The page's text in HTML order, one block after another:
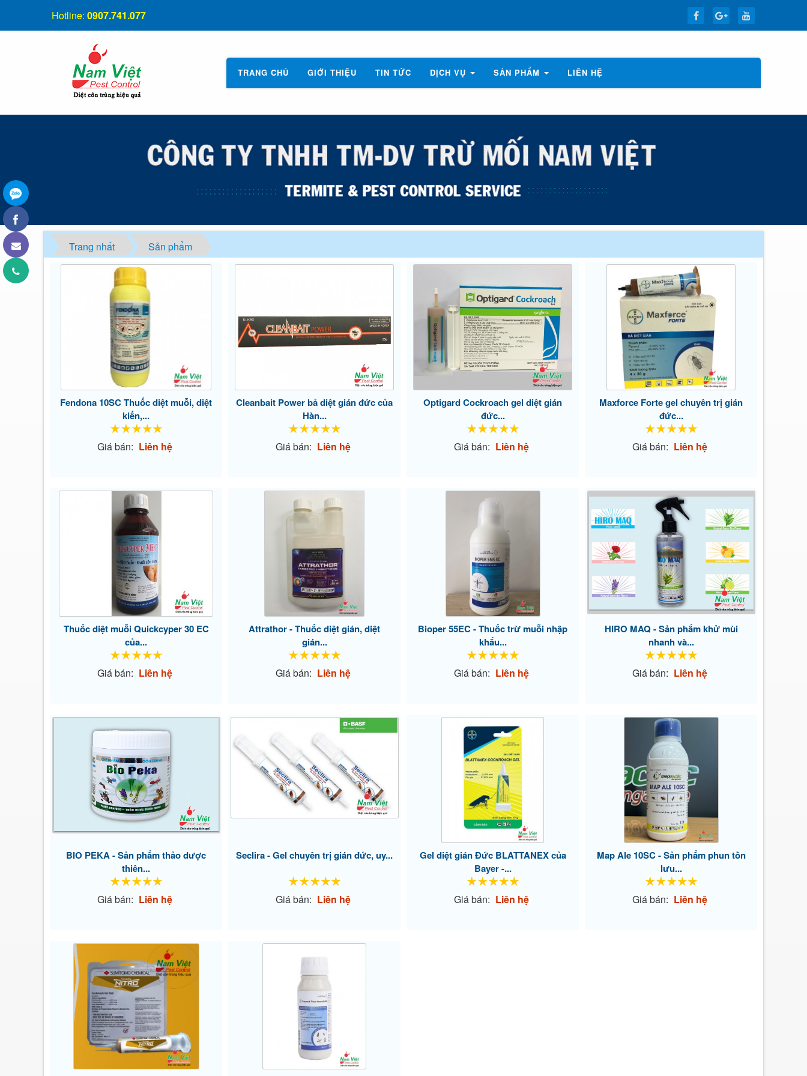
TRANG CHỦ GIỚI THIỆU TIN TỨC DỊCH VỤ SẢN PHẨM LIÊN HỆ
Hotline: 0907.741.077
Trang nhất Sản phẩm
Fendona 10SC Thuốc diệt muỗi, diệt
kiến,...
Giá bán: Liên hệ
Cleanbait Power bả diệt gián đức của
Hàn...
Giá bán: Liên hệ
Optigard Cockroach gel diệt gián
đức...
Giá bán: Liên hệ
Maxforce Forte gel chuyên trị gián
đức...
Giá bán: Liên hệ
Thuốc diệt muỗi Quickcyper 30 EC
của...
Giá bán: Liên hệ
Attrathor - Thuốc diệt gián, diệt
gián...
Giá bán: Liên hệ
Bioper 55EC - Thuốc trừ muỗi nhập
khẩu...
Giá bán: Liên hệ
HIRO MAQ - Sản phẩm khử mùi
nhanh và...
Giá bán: Liên hệ
BIO PEKA - Sản phẩm thảo dược
thiên...
Giá bán: Liên hệ
Seclira - Gel chuyên trị gián đức, uy...
Giá bán: Liên hệ
Gel diệt gián Đức BLATTANEX của
Bayer -...
Giá bán: Liên hệ
Map Ale 10SC - Sản phẩm phun tồn
lưu...
Giá bán: Liên hệ